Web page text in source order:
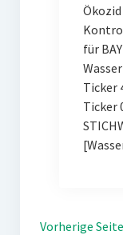
für
Ticker
Ticker
Vorherige Seite